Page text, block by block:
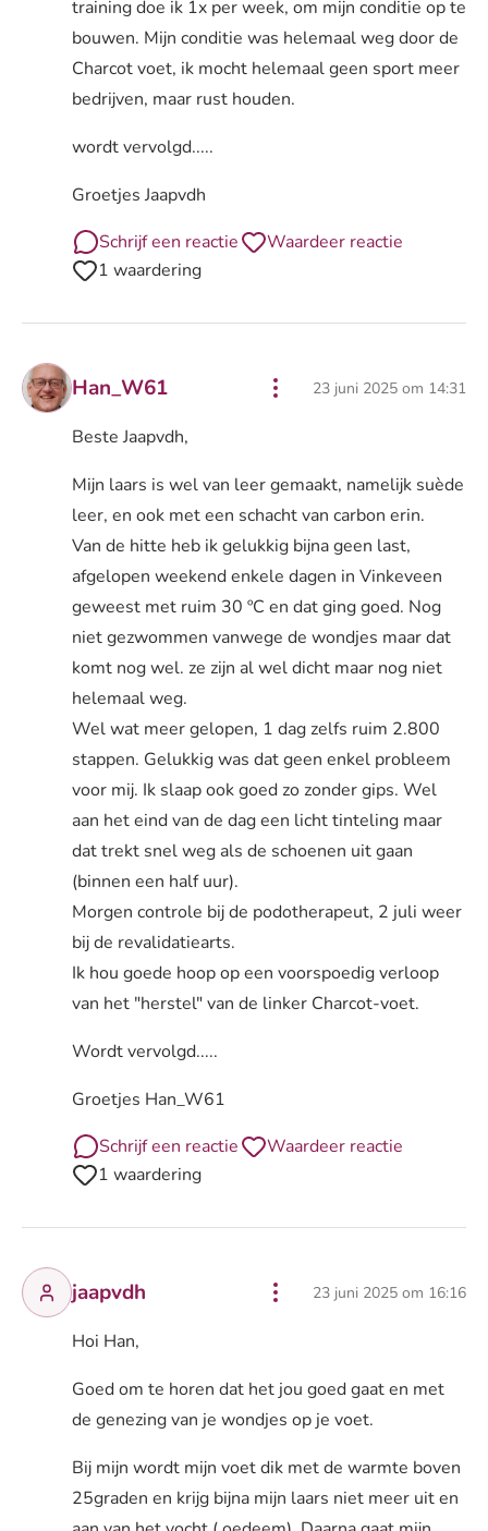
training doe ik 1x per week, om mijn conditie op te
bouwen. Mijn conditie was helemaal weg door de
Charcot voet, ik mocht helemaal geen sport meer
bedrijven, maar rust houden.
wordt vervolgd.....
Groetjes Jaapvdh
Schrijf een reactie
Waardeer reactie
1 waardering
Han_W61 23 juni 2025 om 14:31
Beste Jaapvdh,
Mijn laars is wel van leer gemaakt, namelijk suède
leer, en ook met een schacht van carbon erin.
Van de hitte heb ik gelukkig bijna geen last,
afgelopen weekend enkele dagen in Vinkeveen
geweest met ruim 30 ºC en dat ging goed. Nog
niet gezwommen vanwege de wondjes maar dat
komt nog wel. ze zijn al wel dicht maar nog niet
helemaal weg.
Wel wat meer gelopen, 1 dag zelfs ruim 2.800
stappen. Gelukkig was dat geen enkel probleem
voor mij. Ik slaap ook goed zo zonder gips. Wel
aan het eind van de dag een licht tinteling maar
dat trekt snel weg als de schoenen uit gaan
(binnen een half uur).
Morgen controle bij de podotherapeut, 2 juli weer
bij de revalidatiearts.
Ik hou goede hoop op een voorspoedig verloop
van het "herstel" van de linker Charcot-voet.
Wordt vervolgd.....
Groetjes Han_W61
Schrijf een reactie
Waardeer reactie
1 waardering
jaapvdh 23 juni 2025 om 16:16
Hoi Han,
Goed om te horen dat het jou goed gaat en met
de genezing van je wondjes op je voet.
Bij mijn wordt mijn voet dik met de warmte boven
25graden en krijg bijna mijn laars niet meer uit en